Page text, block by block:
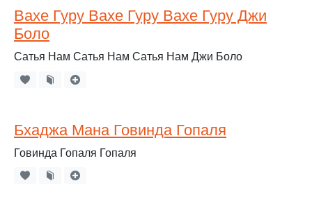
Вахе Гуру Вахе Гуру Вахе Гуру Джи
Боло
Сатья Нам Сатья Нам Сатья Нам Джи Боло
Бхаджа Мана Говинда Гопаля
Говинда Гопаля Гопаля